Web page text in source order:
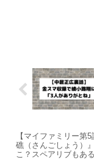
【マイファミリー第
礁（さんごしょう）
こ？スペアリブもあ